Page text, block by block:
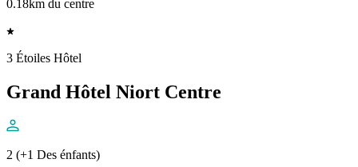
0.18km du centre
3 Étoiles Hôtel
Grand Hôtel Niort Centre
2 (+1 Des énfants)